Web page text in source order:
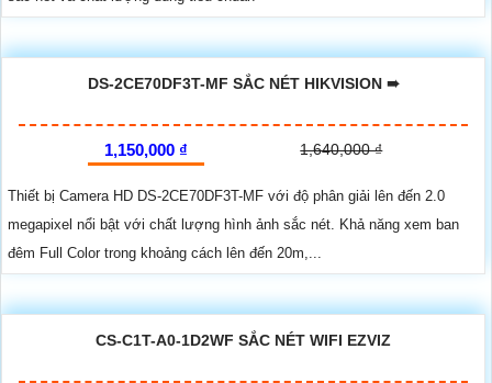
DS-2CE70DF3T-MF SẮC NÉT HIKVISION ➠
1,150,000 ₫ 1,640,000 ₫
Thiết bị Camera HD DS-2CE70DF3T-MF với độ phân giải lên đến 2.0
megapixel nổi bật với chất lượng hình ảnh sắc nét. Khả năng xem ban
đêm Full Color trong khoảng cách lên đến 20m,...
CS-C1T-A0-1D2WF SẮC NÉT WIFI EZVIZ